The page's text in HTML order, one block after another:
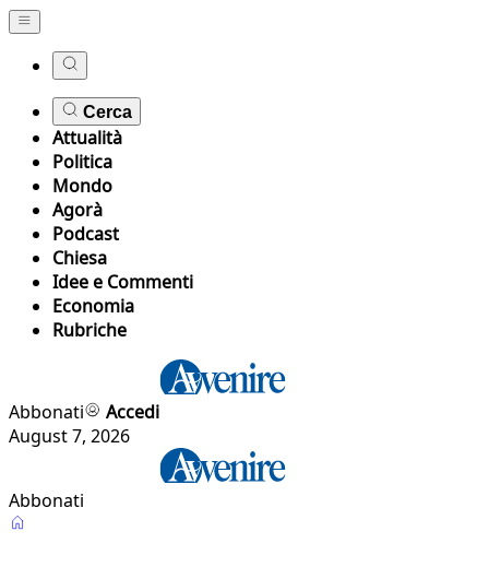
Cerca
Attualità
Politica
Mondo
Agorà
Podcast
Chiesa
Idee e Commenti
Economia
Rubriche
Abbonati
Accedi
August 7, 2026
Abbonati